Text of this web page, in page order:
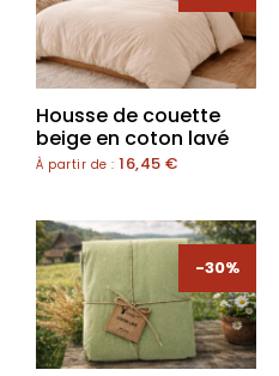
Housse de couette
beige en coton lavé
À partir de : 16,45 €
-30%